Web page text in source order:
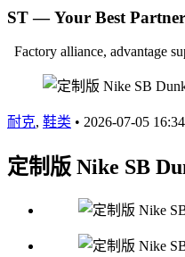
ST — Your Best Partner
Factory alliance, advantage
耐克, 鞋类 • 2026-07-05 16:34
定制版 Nike SB